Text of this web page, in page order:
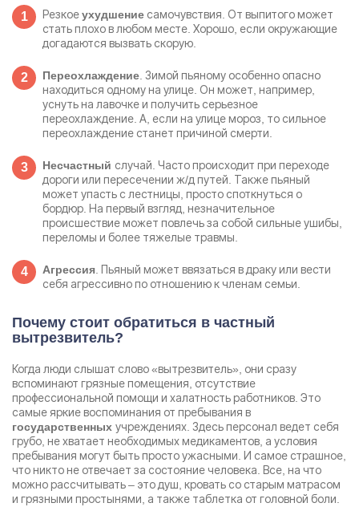
Резкоеухудшение самочувствия. От выпитого может
стать плохо в любом месте. Хорошо, если окружающие
догадаются вызвать скорую.
Переохлаждение . Зимой пьяному особенно опасно
находиться одному на улице. Он может, например,
уснуть на лавочке и получить серьезное
переохлаждение. А, если на улице мороз, то сильное
переохлаждение станет причиной смерти.
Несчастный случай. Часто происходит при переходе
дороги или пересечении ж/д путей. Также пьяный
может упасть с лестницы, просто споткнуться о
бордюр. На первый взгляд, незначительное
происшествие может повлечь за собой сильные ушибы,
переломы и более тяжелые травмы.
Агрессия . Пьяный может ввязаться в драку или вести
себя агрессивно по отношению к членам семьи.
Почему стоит обратиться в частный
вытрезвитель?
Когда люди слышат слово «вытрезвитель», они сразу
вспоминают грязные помещения, отсутствие
профессиональной помощи и халатность работников. Это
самые яркие воспоминания от пребывания в
государственных учреждениях. Здесь персонал ведет себя
грубо, не хватает необходимых медикаментов, а условия
пребывания могут быть просто ужасными. И самое страшное,
что никто не отвечает за состояние человека. Все, на что
можно рассчитывать – это душ, кровать со старым матрасом
и грязными простынями, а также таблетка от головной боли.